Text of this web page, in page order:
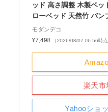
ッド 高さ調整 木製ベ
ローベッド 天然竹 バン
モダンデコ
¥7,498
（2026/08/07 06:56時
楽天市
Yahooショ